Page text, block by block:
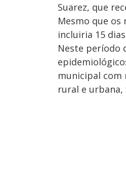
Suarez, que
Mesmo que
incluiria 15
Neste período
municipal com
rural e urbana,